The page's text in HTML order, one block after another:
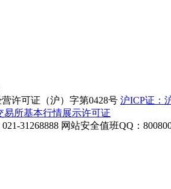
许可证（沪）字第0428号 沪ICP证：
易所基本行情展示许可证
31268888 网站安全值班QQ：